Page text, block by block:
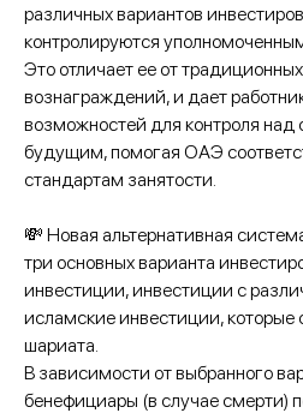
различных вариантов
контролируются
Это отличает ее от
вознаграждений, и дает
возможностей для контроля
будущим, помогая ОАЭ
стандартам занятости.
💸 Новая альтернативная
три основных варианта
инвестиции, инвестиции с
исламские инвестиции, которые
шариата.
В зависимости от выбранного
бенефициары (в случае смерти)